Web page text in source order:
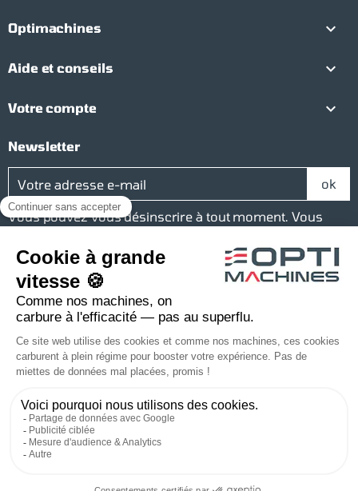
Optimachines 
Aide et conseils 
Votre compte 
Newsletter
Vous pouvez vous désinscrire à tout moment. Vous
les conditions d’utilisation du site.
Réseaux sociaux
FacebookYouTubeInstagram
LinkedIn
Une société du groupe Baudelet
© 2026 Optimachines – Tous droits réservés
Conçu et réalisé par MDWeb